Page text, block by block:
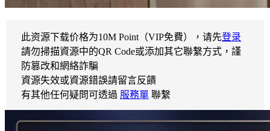
此资源下载价格为10M Point（VIP免費），请先登录
請勿掃描資源中的QR Code或添加其它聯繫方式，謹
防篡改和網絡詐騙
資源失效或資源錯誤請留言反饋
有其他任何疑問可透過 服務單 聯繫